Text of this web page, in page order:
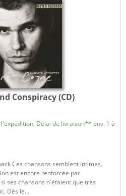
Conspiracy (CD)
Délai de livraison** env. 1 à
Ces chansons semblent intimes,
est encore renforcée par
ses chansons n'étaient que très
Dès le...